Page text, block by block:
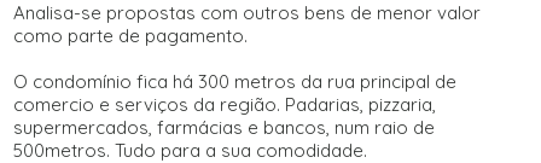
Analisa-se propostas com outros bens de menor valor
como parte de pagamento.
O condomínio fica há 300 metros da rua principal de
comercio e serviços da região. Padarias, pizzaria,
supermercados, farmácias e bancos, num raio de
500metros. Tudo para a sua comodidade.